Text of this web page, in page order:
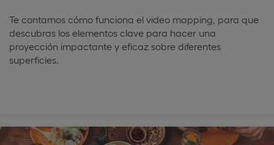
Te contamos cómo funciona el video mapping, para que
descubras los elementos clave para hacer una
proyección impactante y eficaz sobre diferentes
superficies.